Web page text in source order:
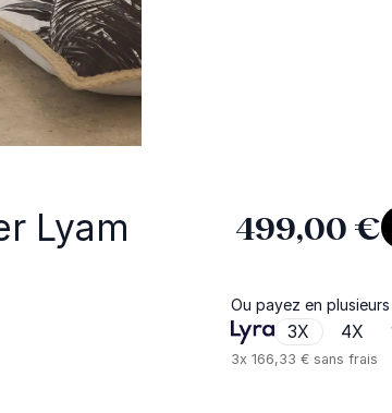
Lyam 499,00 €
Ou payez en
3X 4X
3x 166,33 €sans frais